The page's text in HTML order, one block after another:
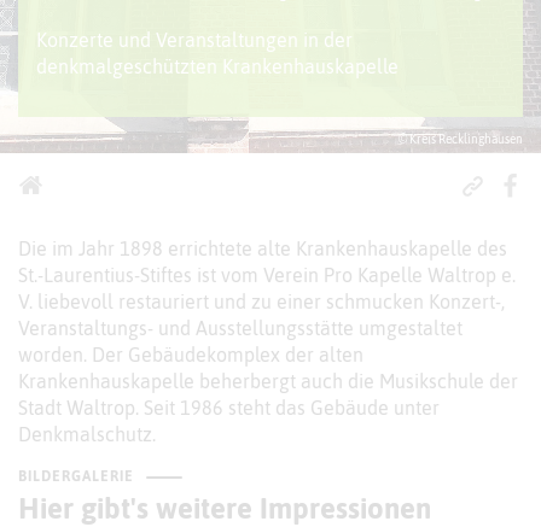
© Kreis Recklinghausen
Konzerte und Veranstaltungen in der
denkmalgeschützten Krankenhauskapelle
Die im Jahr 1898 errichtete alte Krankenhauskapelle des
St.-Laurentius-Stiftes ist vom Verein Pro Kapelle Waltrop e.
V. liebevoll restauriert und zu einer schmucken Konzert-,
Veranstaltungs- und Ausstellungsstätte umgestaltet
worden. Der Gebäudekomplex der alten
Krankenhauskapelle beherbergt auch die Musikschule der
Stadt Waltrop. Seit 1986 steht das Gebäude unter
Denkmalschutz.
BILDERGALERIE
Hier gibt's weitere Impressionen